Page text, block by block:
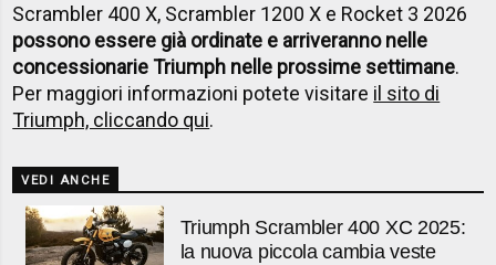
Scrambler 400 X, Scrambler 1200 X e Rocket 3 2026
possono essere già ordinate e arriveranno nelle
concessionarie Triumph nelle prossime settimane.
Per maggiori informazioni potete visitare il sito di
Triumph, cliccando qui.
VEDI ANCHE
Triumph Scrambler 400 XC 2025:
la nuova piccola cambia veste